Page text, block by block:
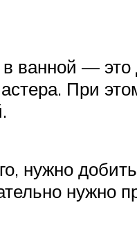
ванной —
При
нужно
нужно